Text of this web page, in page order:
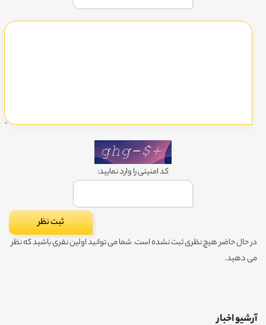
کد امنیتی را وارد نمایید:
در حال حاضر هیچ نظری ثبت نشده است. شما می توانید اولین نفری باشید که نظر
می دهید.
آرشیو اخبار